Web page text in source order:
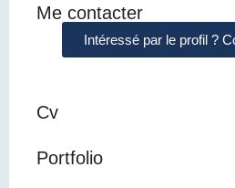
Me contacter
Intéressé par le profil ?
Cv
Portfolio